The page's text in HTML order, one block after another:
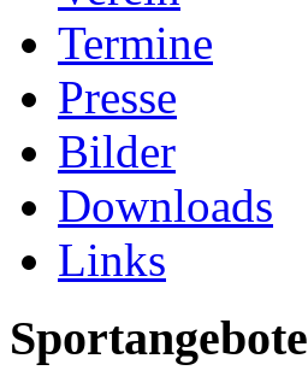
Termine
Presse
Bilder
Downloads
Links
Sportangebote